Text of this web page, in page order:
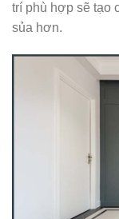
trí phù hợp sẽ tạo
sủa hơn.